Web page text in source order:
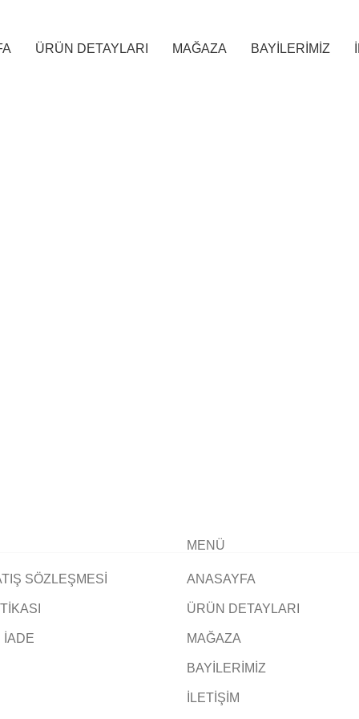
ÜRÜN DETAYLARI MAĞAZA BAYİLERİMİZ
SÖZLEŞMESİ
İADE
MENÜ
ANASAYFA
ÜRÜN DETAYLARI
MAĞAZA
BAYİLERİMİZ
İLETİŞİM